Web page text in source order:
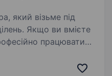
Якщо ви вмієте
працювати